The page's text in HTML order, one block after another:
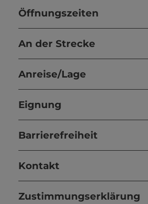
Öffnungszeiten
An der Strecke
Anreise/Lage
Eignung
Barrierefreiheit
Kontakt
Zustimmungserklärung